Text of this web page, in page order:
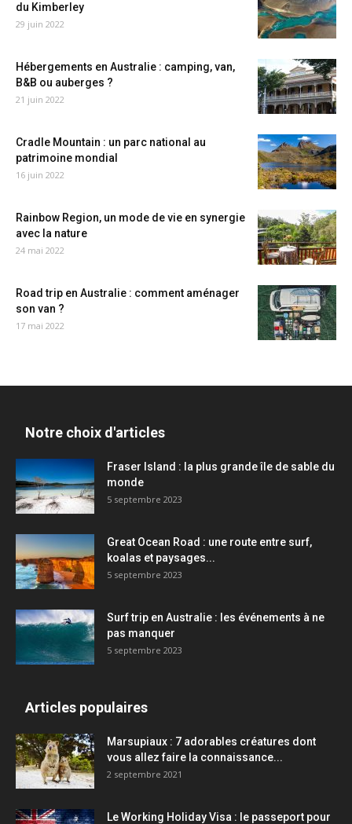
du Kimberley
29 juin 2022
Hébergements en Australie : camping, van,
B&B ou auberges ?
21 juin 2022
Cradle Mountain : un parc national au
patrimoine mondial
16 juin 2022
Rainbow Region, un mode de vie en synergie
avec la nature
24 mai 2022
Road trip en Australie : comment aménager
son van ?
17 mai 2022
Notre choix d'articles
Fraser Island : la plus grande île de sable du
monde
5 septembre 2023
Great Ocean Road : une route entre surf,
koalas et paysages...
5 septembre 2023
Surf trip en Australie : les événements à ne
pas manquer
5 septembre 2023
Articles populaires
Marsupiaux : 7 adorables créatures dont
vous allez faire la connaissance...
2 septembre 2021
Le Working Holiday Visa : le passeport pour